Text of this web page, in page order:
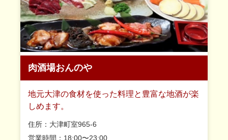
肉酒場おんのや
地元大津の食材を使った料理と豊富な地酒が楽
しめます。
住所：大津町室965-6
営業時間：18:00〜23:00